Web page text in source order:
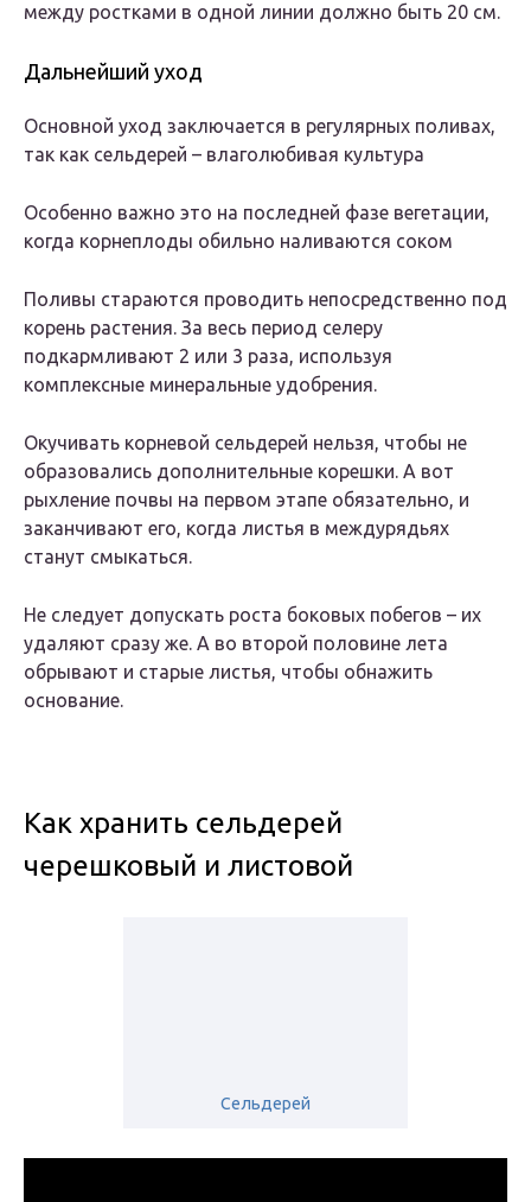
между ростками в одной линии должно быть 20 см.
Дальнейший уход
Основной уход заключается в регулярных поливах,
так как сельдерей – влаголюбивая культура
Особенно важно это на последней фазе вегетации,
когда корнеплоды обильно наливаются соком
Поливы стараются проводить непосредственно под
корень растения. За весь период селеру
подкармливают 2 или 3 раза, используя
комплексные минеральные удобрения.
Окучивать корневой сельдерей нельзя, чтобы не
образовались дополнительные корешки. А вот
рыхление почвы на первом этапе обязательно, и
заканчивают его, когда листья в междурядьях
станут смыкаться.
Не следует допускать роста боковых побегов – их
удаляют сразу же. А во второй половине лета
обрывают и старые листья, чтобы обнажить
основание.
Как хранить сельдерей
черешковый и листовой
Сельдерей